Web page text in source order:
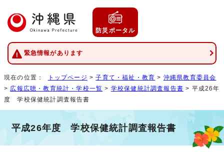
防災ポータル
緊急情報があります
現在の位置： トップページ >子育て・福祉・教育 > 沖縄県教育委員会
> 広報広聴・教育統計・学校一覧 > 学校保健統計調査報告書 > 平成26年
度 学校保健統計調査報告書
平成26年度 学校保健統計調査報告書